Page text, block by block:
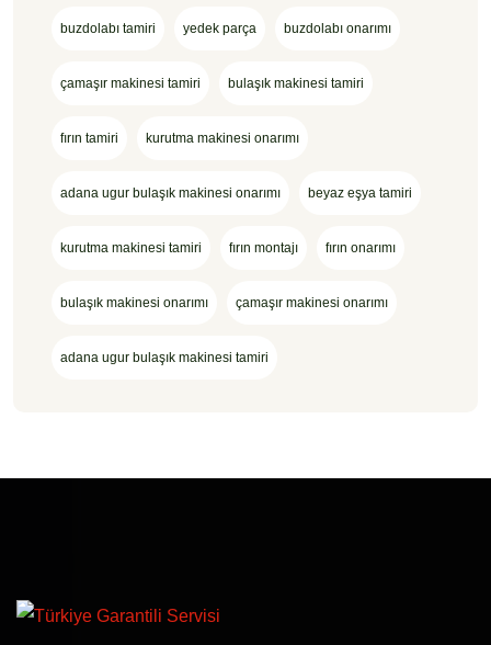
buzdolabı tamiri yedek parça buzdolabı onarımı
çamaşır makinesi tamiri bulaşık makinesi tamiri
fırın tamiri kurutma makinesi onarımı
adana ugur bulaşık makinesi onarımı beyaz eşya tamiri
kurutma makinesi tamiri fırın montajı fırın onarımı
bulaşık makinesi onarımı çamaşır makinesi onarımı
adana ugur bulaşık makinesi tamiri